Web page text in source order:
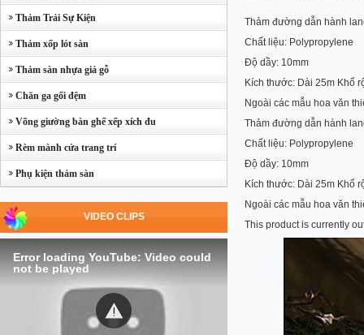
Thảm Trải Sự Kiện
Thảm xốp lót sàn
Thảm sàn nhựa giả gỗ
Chăn ga gối đệm
Võng giường bàn ghế xếp xích đu
Rèm mành cửa trang trí
Phụ kiện thảm sàn
VIDEO CLIPS
Error loading YouTube: Video could
not be played
Thảm đường dẫn hành
Chất liệu: Polypropylene
Độ dầy: 10mm
Kích thước: Dài 25m Khổ
Ngoài các mẫu hoa văn
Thảm đường dẫn hành
Chất liệu: Polypropylene
Độ dầy: 10mm
Kích thước: Dài 25m Khổ
Ngoài các mẫu hoa văn
This product is currently